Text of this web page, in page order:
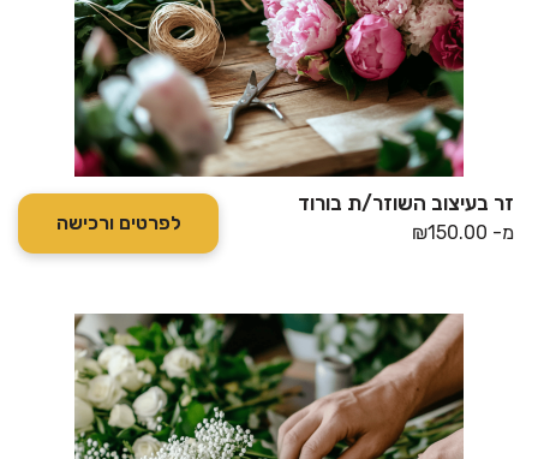
זר בעיצוב השוזר/ת בורוד
מ- ₪150.00 לפרטים ורכישה